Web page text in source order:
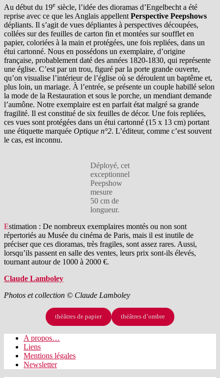
Au début du 19e siècle, l’idée des dioramas d’Engelbecht a été
reprise avec ce que les Anglais appellent Perspective Peepshows
dépliants. Il s’agit de vues dépliantes à perspectives découpées,
collées sur des feuilles de carton fin et montées sur soufflet en
papier, coloriées à la main et protégées, une fois repliées, dans un
étui cartonné. Nous en possédons un exemplaire, d’origine
française, probablement daté des années 1820-1830, qui représente
une église. C’est par un trou, figuré par la porte grande ouverte,
qu’on visualise l’intérieur de l’église où se déroulent un baptême et,
plus loin, un mariage. À l’entrée, se présente un couple habillé selon
la mode de la Restauration et sous le porche, un mendiant demande
l’aumône. Notre exemplaire est en parfait état malgré sa grande
fragilité. Il est constitué de six feuilles de décor. Une fois repliées,
ces vues sont protégées dans un étui cartonné (15 x 13 cm) portant
une étiquette marquée Optique n°2. L’éditeur, comme c’est souvent
le cas, est inconnu.
Déployé, cet
exceptionnel
Peepshow
mesure
50 cm de
longueur.
Estimation : De nombreux exemplaires montés ou non sont
répertoriés au Musée du cinéma de Paris, mais il est inutile de
préciser que ces dioramas, très fragiles, sont assez rares. Aussi,
lorsqu’ils passent en salle des ventes, leurs prix sont-ils élevés,
tournant autour de 1000 à 2000 €.
Claude Lamboley
Photos et collection © Claude Lamboley
théâtres de papier théâtres d’ombre
A propos…
Liens
Mentions légales
Newsletter